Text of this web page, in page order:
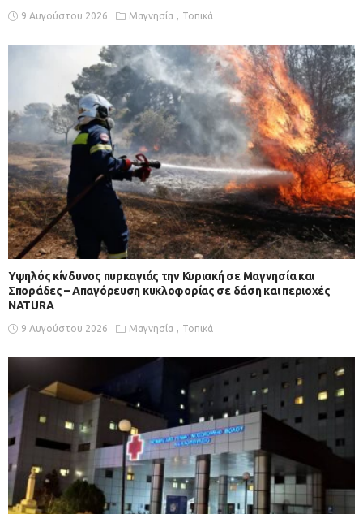
9 Αυγούστου 2026 Μαγνησία Τοπικά
Υψηλός κίνδυνος πυρκαγιάς την Κυριακή σε Μαγνησία και
Σποράδες – Απαγόρευση κυκλοφορίας σε δάση και περιοχές
NATURA
9 Αυγούστου 2026 Μαγνησία Τοπικά